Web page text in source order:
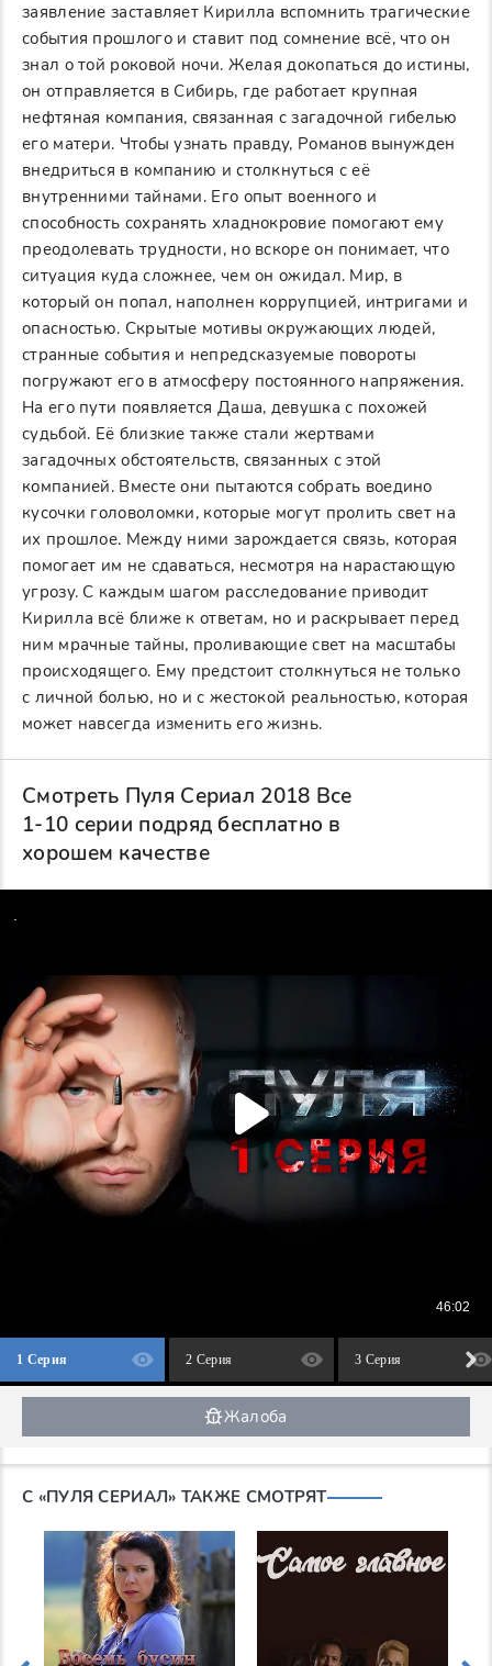
заявление заставляет Кирилла вспомнить трагические
события прошлого и ставит под сомнение всё, что он
знал о той роковой ночи. Желая докопаться до истины,
он отправляется в Сибирь, где работает крупная
нефтяная компания, связанная с загадочной гибелью
его матери. Чтобы узнать правду, Романов вынужден
внедриться в компанию и столкнуться с её
внутренними тайнами. Его опыт военного и
способность сохранять хладнокровие помогают ему
преодолевать трудности, но вскоре он понимает, что
ситуация куда сложнее, чем он ожидал. Мир, в
который он попал, наполнен коррупцией, интригами и
опасностью. Скрытые мотивы окружающих людей,
странные события и непредсказуемые повороты
погружают его в атмосферу постоянного напряжения.
На его пути появляется Даша, девушка с похожей
судьбой. Её близкие также стали жертвами
загадочных обстоятельств, связанных с этой
компанией. Вместе они пытаются собрать воедино
кусочки головоломки, которые могут пролить свет на
их прошлое. Между ними зарождается связь, которая
помогает им не сдаваться, несмотря на нарастающую
угрозу. С каждым шагом расследование приводит
Кирилла всё ближе к ответам, но и раскрывает перед
ним мрачные тайны, проливающие свет на масштабы
происходящего. Ему предстоит столкнуться не только
с личной болью, но и с жестокой реальностью, которая
может навсегда изменить его жизнь.
Смотреть Пуля Сериал 2018 Все
1-10 серии подряд бесплатно в
хорошем качестве
1 Серия 2 Серия 3 Серия
Жалоба
С «ПУЛЯ СЕРИАЛ» ТАКЖЕ СМОТРЯТ